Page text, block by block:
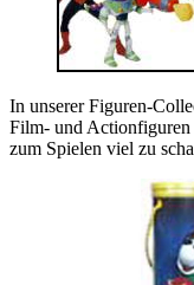
In unserer Figuren-
Film- und
zum Spielen viel zu